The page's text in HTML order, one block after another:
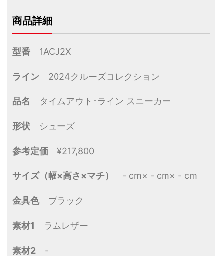
商品詳細
型番 1ACJ2X
ライン 2024クルーズコレクション
品名 タイムアウト･ライン スニーカー
形状 シューズ
参考定価 ¥217,800
サイズ（幅×高さ×マチ） - cm× - cm× - cm
金具色ブラック
素材1 ラムレザー
素材2 -